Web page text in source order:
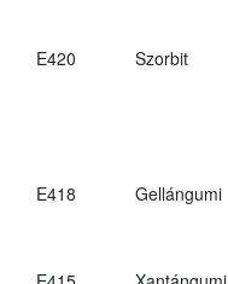
E420 Szorbit
E418 Gellángumi